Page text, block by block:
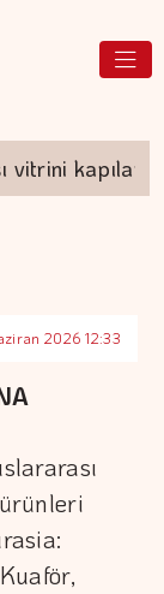
kapılarını
2026 12:33